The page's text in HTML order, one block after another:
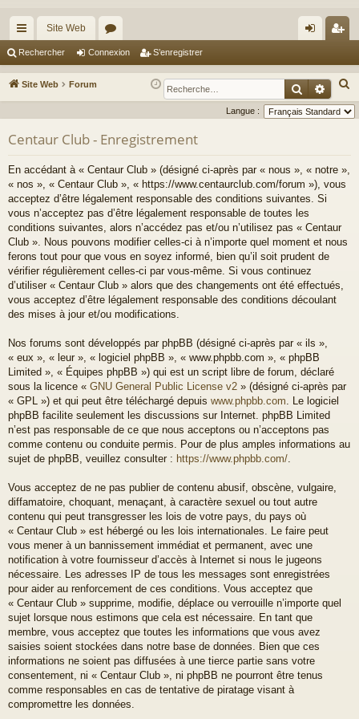
cc
ès
ra
Site Web
or
u
m
ne
xi
nr
eg
r
Rechercher Connexion S’enregistrer
Site Web Forum
e
c
Langue :
Centaur Club - Enregistrement
En accédant à « Centaur Club » (désigné ci-après par « nous », « notre »,
« nos », « Centaur Club », « https://www.centaurclub.com/forum »), vous
acceptez d’être légalement responsable des conditions suivantes. Si
vous n’acceptez pas d’être légalement responsable de toutes les
conditions suivantes, alors n’accédez pas et/ou n’utilisez pas « Centaur
Club ». Nous pouvons modifier celles-ci à n’importe quel moment et nous
ferons tout pour que vous en soyez informé, bien qu’il soit prudent de
vérifier régulièrement celles-ci par vous-même. Si vous continuez
d’utiliser « Centaur Club » alors que des changements ont été effectués,
vous acceptez d’être légalement responsable des conditions découlant
des mises à jour et/ou modifications.
Nos forums sont développés par phpBB (désigné ci-après par « ils »,
« eux », « leur », « logiciel phpBB », « www.phpbb.com », « phpBB
Limited », « Équipes phpBB ») qui est un script libre de forum, déclaré
sous la licence « GNU General Public License v2 » (désigné ci-après par
« GPL ») et qui peut être téléchargé depuis www.phpbb.com . Le logiciel
phpBB facilite seulement les discussions sur Internet. phpBB Limited
n’est pas responsable de ce que nous acceptons ou n’acceptons pas
comme contenu ou conduite permis. Pour de plus amples informations au
sujet de phpBB, veuillez consulter : https://www.phpbb.com/
Vous acceptez de ne pas publier de contenu abusif, obscène, vulgaire,
diffamatoire, choquant, menaçant, à caractère sexuel ou tout autre
contenu qui peut transgresser les lois de votre pays, du pays où
« Centaur Club » est hébergé ou les lois internationales. Le faire peut
vous mener à un bannissement immédiat et permanent, avec une
notification à votre fournisseur d’accès à Internet si nous le jugeons
nécessaire. Les adresses IP de tous les messages sont enregistrées
pour aider au renforcement de ces conditions. Vous acceptez que
« Centaur Club » supprime, modifie, déplace ou verrouille n’importe quel
sujet lorsque nous estimons que cela est nécessaire. En tant que
membre, vous acceptez que toutes les informations que vous avez
saisies soient stockées dans notre base de données. Bien que ces
informations ne soient pas diffusées à une tierce partie sans votre
consentement, ni « Centaur Club », ni phpBB ne pourront être tenus
comme responsables en cas de tentative de piratage visant à
compromettre les données.